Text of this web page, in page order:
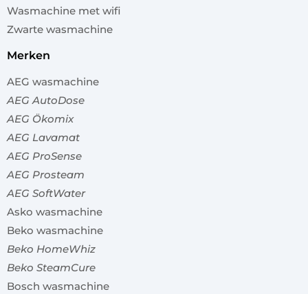
Wasmachine met wifi
Zwarte wasmachine
merken
AEG wasmachine
AEG AutoDose
AEG Ökomix
AEG Lavamat
AEG ProSense
AEG Prosteam
AEG SoftWater
Asko wasmachine
Beko wasmachine
Beko HomeWhiz
Beko SteamCure
Bosch wasmachine